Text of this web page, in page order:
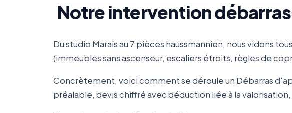
Notre intervention
Du studio Marais au 7 pièces haussmannien, nous vidons
(immeubles sans ascenseur, escaliers étroits, règles de
Concrètement, voici comment se déroule un Débarras
préalable, devis chiffré avec déduction liée à la